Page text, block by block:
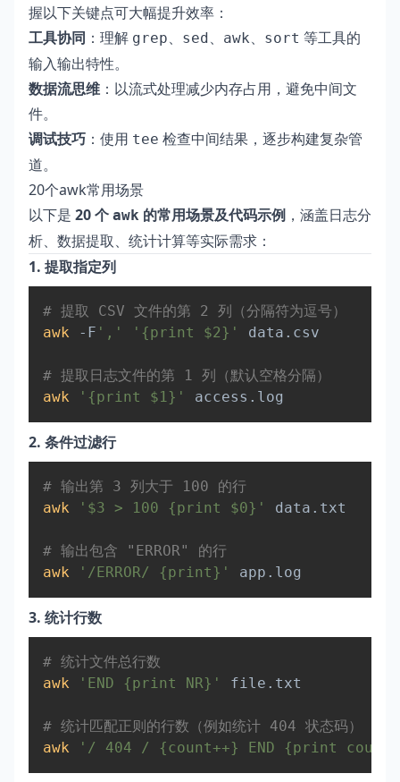
握以下关键点可大幅提升效率：
工具协同 ：理解 grep、 sed、 awk、 sort 等工具的
输入输出特性。
数据流思维 ：以流式处理减少内存占用，避免中间文
件。
调试技巧 ：使用 tee 检查中间结果，逐步构建复杂管
道。
20个awk常用场景
以下是 20 个 awk 的常用场景及代码示例 ，涵盖日志分
析、数据提取、统计计算等实际需求：
1. 提取指定列
# 提取 CSV 文件的第 2 列（分隔符为逗号）
awk -F ',' '{print $2}' data.csv
# 提取日志文件的第 1 列（默认空格分隔）
awk
'{print $1}'
Copy
2. 条件过滤行
# 输出第 3 列大于 100 的行
awk
'$3 > 100 {print $0}' data.txt
# 输出包含 "ERROR" 的行
awk
'/ERROR/ {print}'
3. 统计行数
# 统计文件总行数
awk
'END {print NR}' file.txt
# 统计匹配正则的行数（例如统计 404 状态码）
awk
'/ 404 / {count++} END {print